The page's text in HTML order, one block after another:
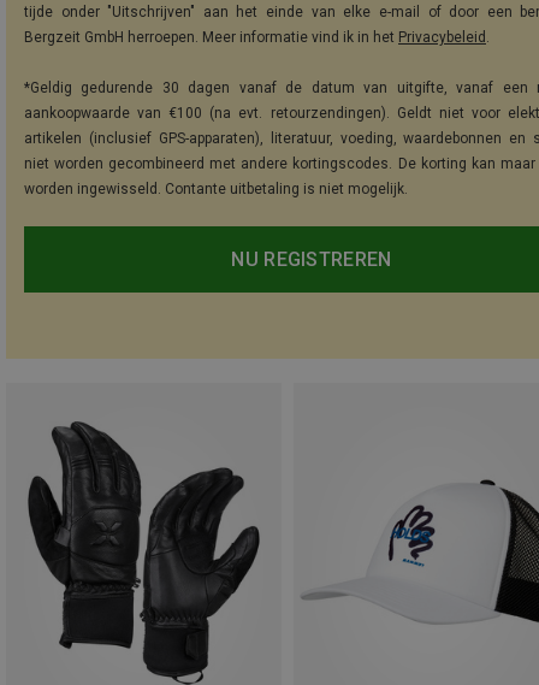
tijde onder "Uitschrijven" aan het einde van elke e-mail of door een
Bergzeit GmbH herroepen. Meer informatie vind ik in het Privacybeleid .
*Geldig gedurende 30 dagen vanaf de datum van uitgifte, vanaf een
aankoopwaarde van €100 (na evt. retourzendingen). Geldt niet voor
artikelen (inclusief GPS-apparaten), literatuur, voeding, waardebonnen en
niet worden gecombineerd met andere kortingscodes. De korting kan maar
worden ingewisseld. Contante uitbetaling is niet mogelijk.
NU REGISTREREN